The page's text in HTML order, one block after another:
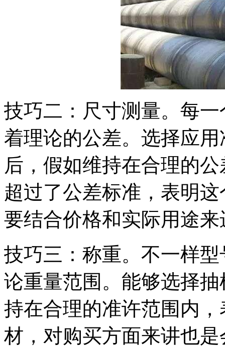
技巧二：尺寸测量。每
着理论的公差。选择应
后，假如维持在合理的
超过了公差标准，表明
要结合价格和实际用途
技巧三：称重。不一样
论重量范围。能够选择
持在合理的准许范围内
材，对购买方面来讲也